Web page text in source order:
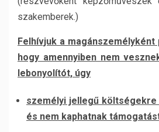
szakemberek.)
Felhívjuk a
hogy amennyiben nem
lebonyolítót, úgy
személyi jellegű költségekre
és nem kaphatnak